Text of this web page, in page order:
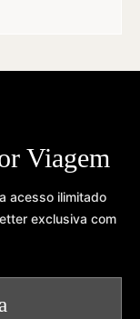
Viagem
acesso ilimitado
exclusiva com